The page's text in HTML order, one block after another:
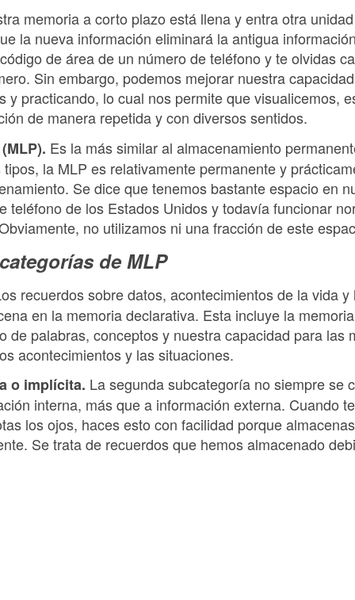
memoria a corto plazo está llena y entra otra
la nueva información eliminará la antigua
de área de un número de teléfono y te olvidas
Sin embargo, podemos mejorar nuestra
y practicando, lo cual nos permite que visualicemos,
de manera repetida y con diversos sentidos.
Es la más similar al almacenamiento
la MLP es relativamente permanente y
Se dice que tenemos bastante espacio en
teléfono de los Estados Unidos y todavía funcionar
no utilizamos ni una fracción de este
de MLP
recuerdos sobre datos, acontecimientos de la vida
en la memoria declarativa. Esta incluye la
de palabras, conceptos y nuestra capacidad para las
acontecimientos y las situaciones.
o implícita. La segunda subcategoría no siempre se
interna, más que a información externa. Cuando
los ojos, haces esto con facilidad porque
Se trata de recuerdos que hemos almacenado